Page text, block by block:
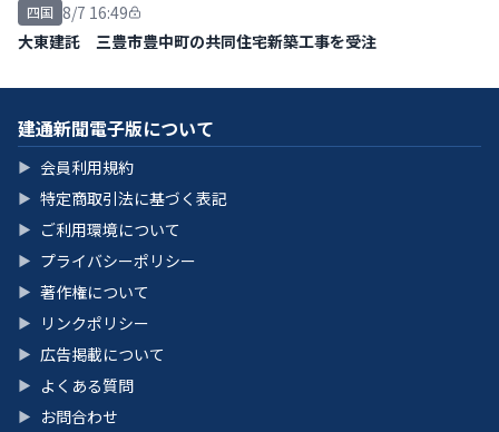
四国 8/7 16:49
大東建託 三豊市豊中町の共同住宅新築工事を受注
建通新聞電子版について
▶ 会員利用規約
▶ 特定商取引法に基づく表記
▶ ご利用環境について
▶ プライバシーポリシー
▶ 著作権について
▶ リンクポリシー
▶ 広告掲載について
▶ よくある質問
▶ お問合わせ